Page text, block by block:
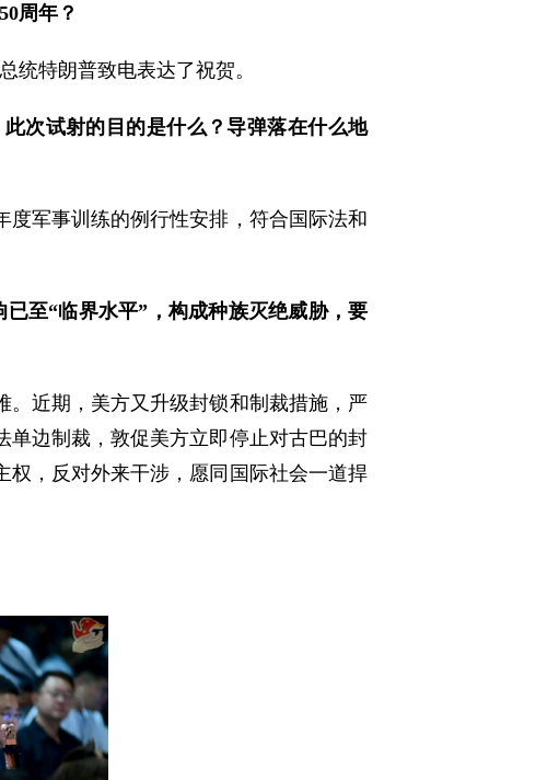
周年？
统特朗普致电表达了祝贺。
次试射的目的是什么？导弹落在什么地
军事训练的例行性安排，符合国际法和
至“临界水平”，构成种族灭绝威胁，要
。近期，美方又升级封锁和制裁措施，严
边制裁，敦促美方立即停止对古巴的封
，反对外来干涉，愿同国际社会一道捍